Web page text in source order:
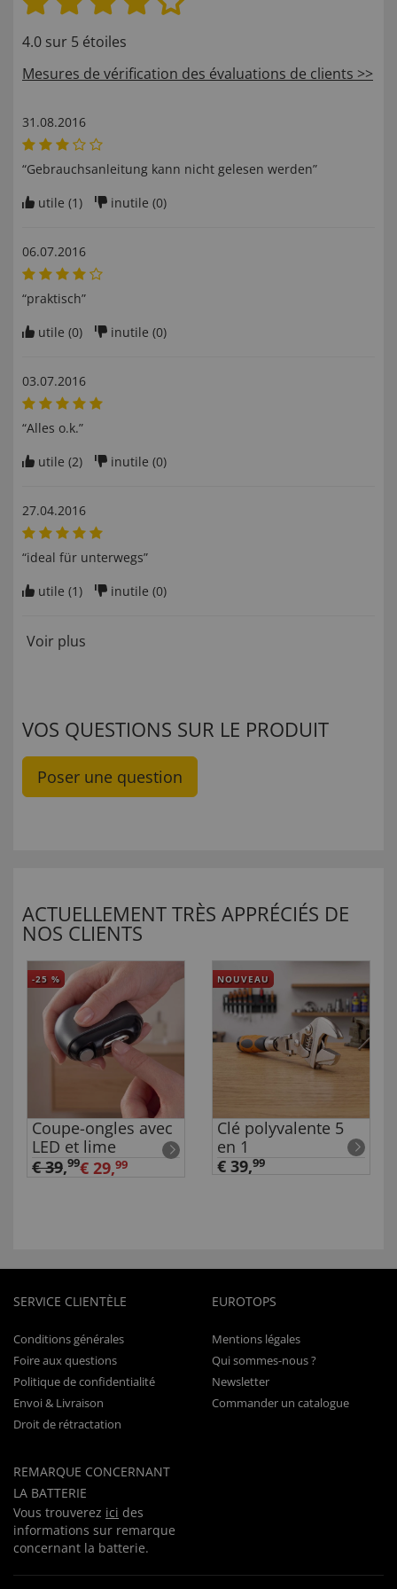
4.0 sur 5 étoiles
Mesures de vérification des évaluations de clients >>
31.08.2016
“Gebrauchsanleitung kann nicht gelesen werden”
utile (1) inutile (0)
06.07.2016
“praktisch”
utile (0) inutile (0)
03.07.2016
“Alles o.k.”
utile (2) inutile (0)
27.04.2016
“ideal für unterwegs”
utile (1) inutile (0)
Voir plus
VOS QUESTIONS SUR LE PRODUIT
Poser une question
ACTUELLEMENT TRÈS APPRÉCIÉS DE
NOS CLIENTS
-25 %
Coupe-ongles avec
LED et lime
€ 39,99€ 29,99
NOUVEAU
Clé polyvalente 5
en 1
€ 39,99
SERVICE CLIENTÈLE
Conditions générales
Foire aux questions
Politique de confidentialité
Envoi & Livraison
Droit de rétractation
REMARQUE CONCERNANT
LA BATTERIE
Vous trouverez ici des
informations sur remarque
concernant la batterie.
EUROTOPS
Mentions légales
Qui sommes-nous ?
Newsletter
Commander un catalogue